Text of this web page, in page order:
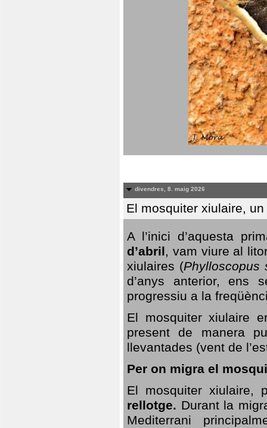
divendres, 8. maig 2026
El mosquiter xiulaire,
A l’inici d’aquesta
d’abril, vam viure al
xiulaires (Phylloscopus
d’anys anterior, ens
progressiu a la
El mosquiter xiulaire
present de manera
llevantades (vent de
Per on migra el
El mosquiter xiulaire,
rellotge. Durant la
Mediterrani